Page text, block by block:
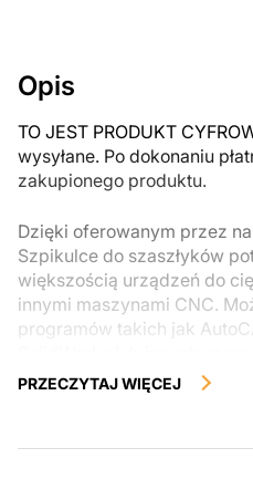
Opis
TO JEST PRODUKT
wysyłane. Po dokonaniu
zakupionego produktu.
Dzięki oferowanym przez
Szpikulce do szaszłyków
większością urządzeń do
innymi maszynami CNC.
programów takich jak
zostały zaprojektowane z
PRZECZYTAJ WIĘCEJ